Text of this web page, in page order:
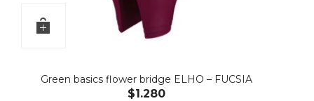
Green basics flower bridge ELHO – FUCSIA
$1.280